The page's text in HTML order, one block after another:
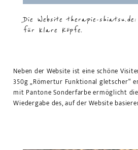
Die Website therapie-
für klare Köpfe.
Neben der Website ist eine schöne
350g „Römertur Funktional gletscher“
mit Pantone Sonderfarbe ermöglicht
Wiedergabe des, auf der Website